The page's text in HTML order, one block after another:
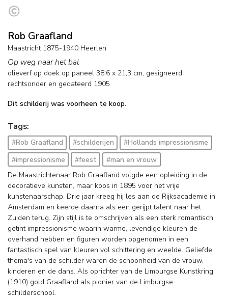
Rob Graafland
Maastricht 1875-1940 Heerlen
Op weg naar het bal
olieverf op doek op paneel 38,6 x 21,3 cm, gesigneerd
rechtsonder en gedateerd 1905
Dit schilderij was voorheen te koop.
Tags:
#Rob Graafland #schilderijen
#Hollands impressionisme
#impressionisme
#feest
#man en vrouw
De Maastrichtenaar Rob Graafland volgde een opleiding in de
decoratieve kunsten, maar koos in 1895 voor het vrije
kunstenaarschap. Drie jaar kreeg hij les aan de Rijksacademie in
Amsterdam en keerde daarna als een gerijpt talent naar het
Zuiden terug. Zijn stijl is te omschrijven als een sterk romantisch
getint impressionisme waarin warme, levendige kleuren de
overhand hebben en figuren worden opgenomen in een
fantastisch spel van kleuren vol schittering en weelde. Geliefde
thema's van de schilder waren de schoonheid van de vrouw,
kinderen en de dans. Als oprichter van de Limburgse Kunstkring
(1910) gold Graafland als pionier van de Limburgse
schilderschool.